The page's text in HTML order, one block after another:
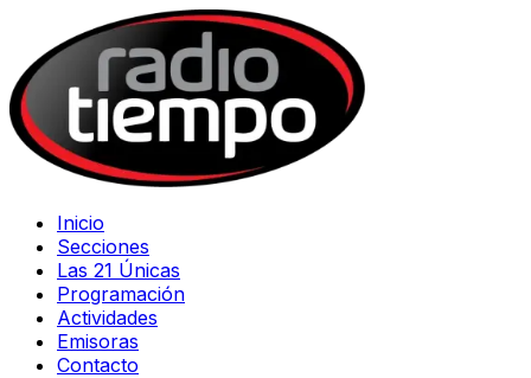
Inicio
Secciones
Las 21 Únicas
Programación
Actividades
Emisoras
Contacto